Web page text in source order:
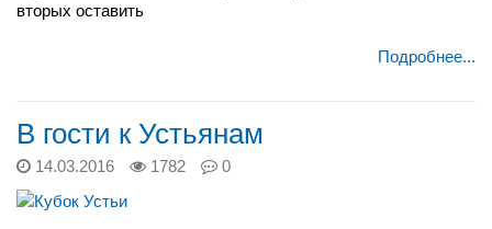
вторых оставить
Подробнее...
В гости к Устьянам
14.03.2016 1782 0